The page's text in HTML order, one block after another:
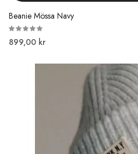
Beanie Mössa Navy
899,00 kr